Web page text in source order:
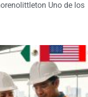
Uno de los